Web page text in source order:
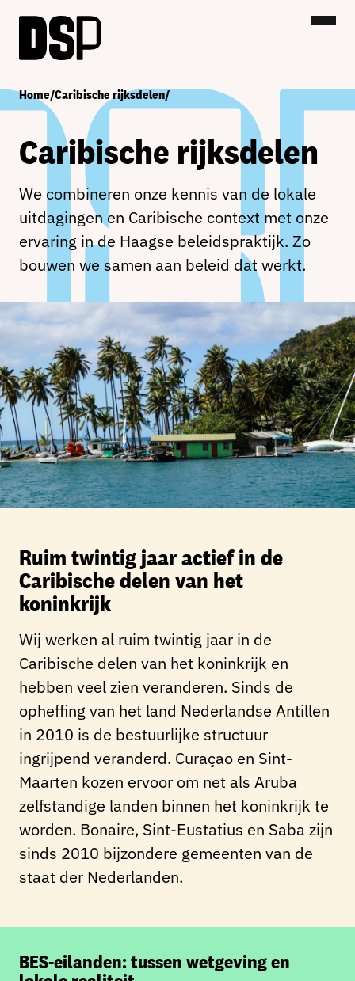
Home/Caribische rijksdelen/
Caribische rijksdelen
We combineren onze kennis van de lokale
uitdagingen en Caribische context met onze
ervaring in de Haagse beleidspraktijk. Zo
bouwen we samen aan beleid dat werkt.
Ruim twintig jaar actief in de
Caribische delen van het
koninkrijk
Wij werken al ruim twintig jaar in de
Caribische delen van het koninkrijk en
hebben veel zien veranderen. Sinds de
opheffing van het land Nederlandse Antillen
in 2010 is de bestuurlijke structuur
ingrijpend veranderd. Curaçao en Sint-
Maarten kozen ervoor om net als Aruba
zelfstandige landen binnen het koninkrijk te
worden. Bonaire, Sint-Eustatius en Saba zijn
sinds 2010 bijzondere gemeenten van de
staat der Nederlanden.
BES-eilanden: tussen wetgeving en